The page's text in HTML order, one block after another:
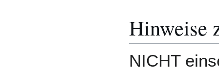
Hinweise
NICHT